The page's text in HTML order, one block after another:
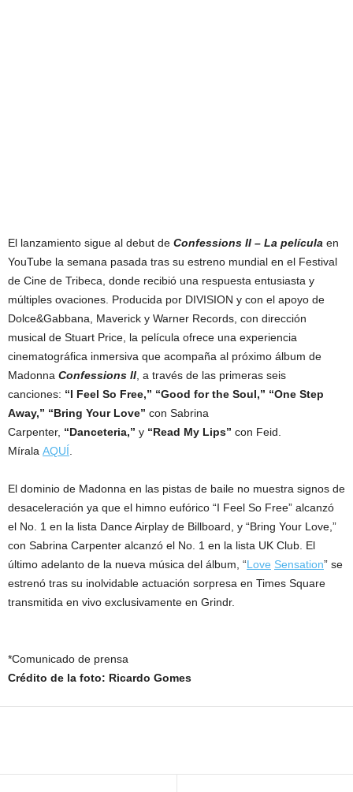
El lanzamiento sigue al debut de Confessions II – La película en
YouTube la semana pasada tras su estreno mundial en el Festival
de Cine de Tribeca, donde recibió una respuesta entusiasta y
múltiples ovaciones. Producida por DIVISION y con el apoyo de
Dolce&Gabbana, Maverick y Warner Records, con dirección
musical de Stuart Price, la película ofrece una experiencia
cinematográfica inmersiva que acompaña al próximo álbum de
Madonna Confessions II , a través de las primeras seis
canciones: “I Feel So Free,” “Good for the Soul,” “One Step
Away,” “Bring Your Love” con Sabrina
Carpenter, “Danceteria,” y “Read My Lips” con Feid.
Mírala AQUÍ
El dominio de Madonna en las pistas de baile no muestra signos de
desaceleración ya que el himno eufórico “I Feel So Free” alcanzó
el No. 1 en la lista Dance Airplay de Billboard, y “Bring Your Love,”
con Sabrina Carpenter alcanzó el No. 1 en la lista UK Club. El
último adelanto de la nueva música del álbum, “Love Sensation” se
estrenó tras su inolvidable actuación sorpresa en Times Square
transmitida en vivo exclusivamente en Grindr.
*Comunicado de prensa
Crédito de la foto: Ricardo Gomes